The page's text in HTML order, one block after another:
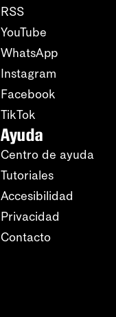
RSS
YouTube
WhatsApp
Instagram
Facebook
TikTok
Ayuda
Centro de ayuda
Tutoriales
Accesibilidad
Privacidad
Contacto